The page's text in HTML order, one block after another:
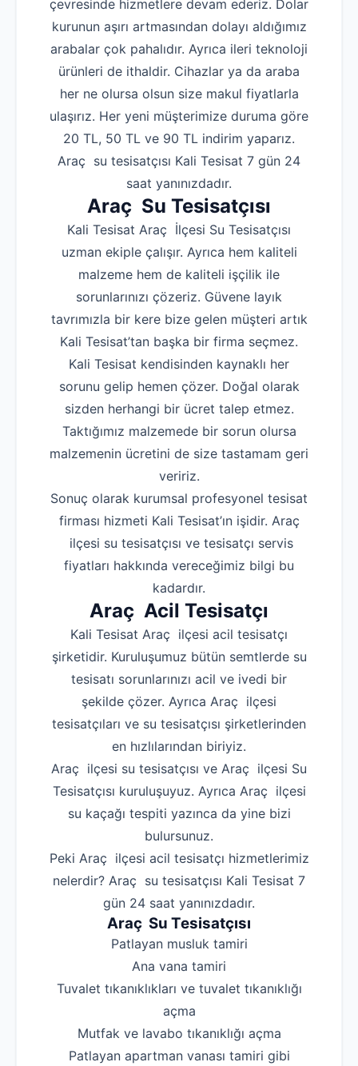
çevresinde hizmetlere devam ederiz. Dolar
kurunun aşırı artmasından dolayı aldığımız
arabalar çok pahalıdır. Ayrıca ileri teknoloji
ürünleri de ithaldir. Cihazlar ya da araba
her ne olursa olsun size makul fiyatlarla
ulaşırız. Her yeni müşterimize duruma göre
20 TL, 50 TL ve 90 TL indirim yaparız.
Araç su tesisatçısı Kali Tesisat 7 gün 24
saat yanınızdadır.
Araç Su Tesisatçısı
Kali Tesisat Araç İlçesi Su Tesisatçısı
uzman ekiple çalışır. Ayrıca hem kaliteli
malzeme hem de kaliteli işçilik ile
sorunlarınızı çözeriz. Güvene layık
tavrımızla bir kere bize gelen müşteri artık
Kali Tesisat’tan başka bir firma seçmez.
Kali Tesisat kendisinden kaynaklı her
sorunu gelip hemen çözer. Doğal olarak
sizden herhangi bir ücret talep etmez.
Taktığımız malzemede bir sorun olursa
malzemenin ücretini de size tastamam geri
veririz.
Sonuç olarak kurumsal profesyonel tesisat
firması hizmeti Kali Tesisat’ın işidir. Araç
ilçesi su tesisatçısı ve tesisatçı servis
fiyatları hakkında vereceğimiz bilgi bu
kadardır.
Araç Acil Tesisatçı
Kali Tesisat Araç ilçesi acil tesisatçı
şirketidir. Kuruluşumuz bütün semtlerde su
tesisatı sorunlarınızı acil ve ivedi bir
şekilde çözer. Ayrıca Araç ilçesi
tesisatçıları ve su tesisatçısı şirketlerinden
en hızlılarından biriyiz.
Araç ilçesi su tesisatçısı ve Araç ilçesi Su
Tesisatçısı kuruluşuyuz. Ayrıca Araç ilçesi
su kaçağı tespiti yazınca da yine bizi
bulursunuz.
Peki Araç ilçesi acil tesisatçı hizmetlerimiz
nelerdir? Araç su tesisatçısı Kali Tesisat 7
gün 24 saat yanınızdadır.
Araç Su Tesisatçısı
‌Patlayan musluk tamiri
‌Ana vana tamiri
‌Tuvalet tıkanıklıkları ve tuvalet tıkanıklığı
açma
‌Mutfak ve lavabo tıkanıklığı açma
‌Patlayan apartman vanası tamiri gibi